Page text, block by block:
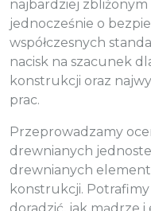
najbardziej zbliżonym
jednocześnie o
współczesnych
nacisk na szacunek
konstrukcji oraz
prac.
Przeprowadzamy
drewnianych
drewnianych
konstrukcji.
doradzić, jak mądrze